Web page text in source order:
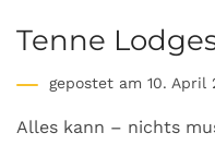
Tenne
gepostet am 10. April
Alles kann – nichts